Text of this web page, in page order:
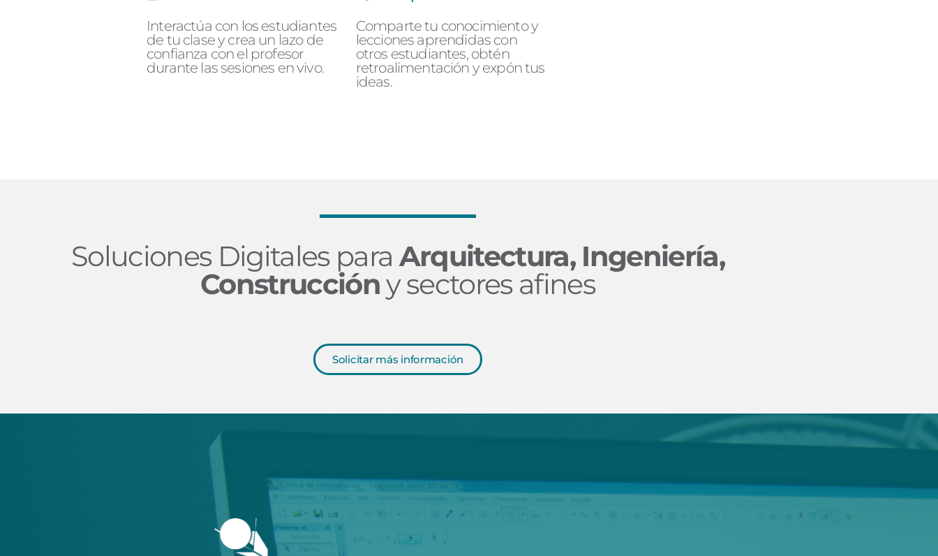
Interactúa con los estudiantes
de tu clase y crea un lazo de
confianza con el profesor
durante las sesiones en vivo.
Comparte tu conocimiento y
lecciones aprendidas con
otros estudiantes, obtén
retroalimentación y expón tus
ideas.
Soluciones Digitales para Arquitectura, Ingeniería,
Construccióny sectores afines
Solicitar más información